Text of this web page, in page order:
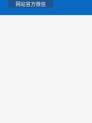
网站官方微信